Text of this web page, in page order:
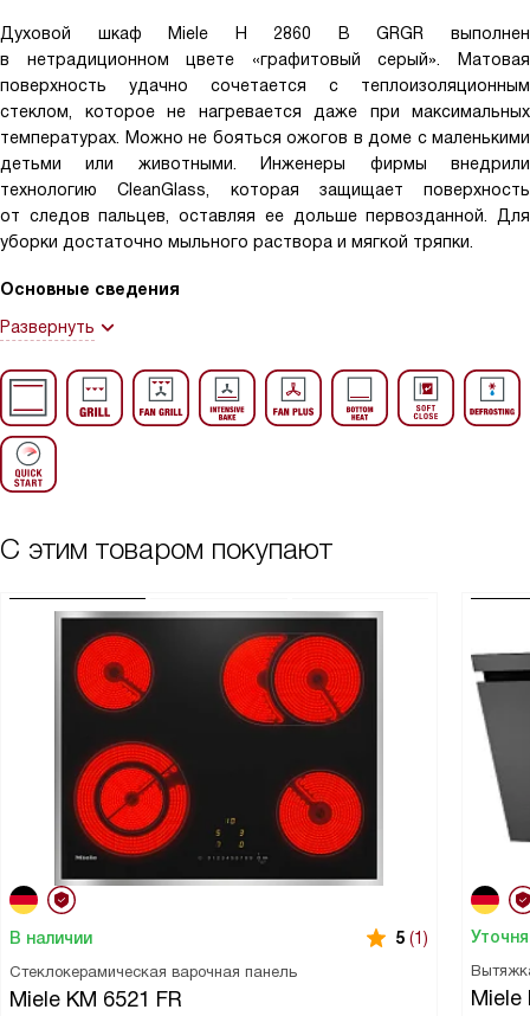
Духовой шкаф Miele H 2860 B GRGR выполнен
в нетрадиционном цвете «графитовый серый». Матовая
поверхность удачно сочетается с теплоизоляционным
стеклом, которое не нагревается даже при максимальных
температурах. Можно не бояться ожогов в доме с маленькими
детьми или животными. Инженеры фирмы внедрили
технологию CleanGlass, которая защищает поверхность
от следов пальцев, оставляя ее дольше первозданной. Для
уборки достаточно мыльного раствора и мягкой тряпки.
Основные сведения
Развернуть
С этим товаром покупают
В наличии 5 (1)
Стеклокерамическая варочная панель
Miele KM 6521 FR Miele